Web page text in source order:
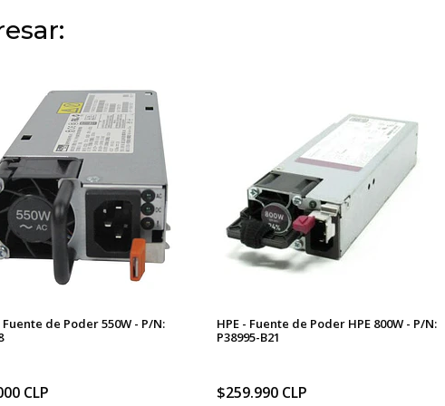
de Poder 550W - P/N:
CLP
HPE - Fuente de Poder HPE 800W - P/N:
P38995-B21
$259.990 CLP